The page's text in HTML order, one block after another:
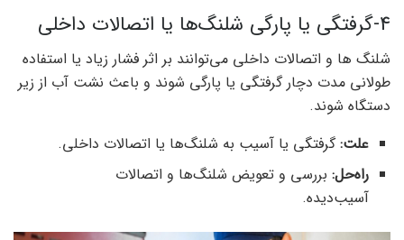
4-گرفتگی یا پارگی شلنگ‌ها یا اتصالات داخلی
شلنگ ‌ها و اتصالات داخلی می‌توانند بر اثر فشار زیاد یا استفاده
طولانی مدت دچار گرفتگی یا پارگی شوند و باعث نشت آب از زیر
دستگاه شوند.
علت:گرفتگی یا آسیب به شلنگ‌ها یا اتصالات داخلی.
راه‌حل: بررسی و تعویض شلنگ‌ها و اتصالات
آسیب‌دیده.